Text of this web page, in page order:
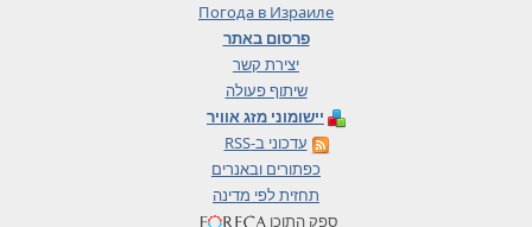
Погода в Израиле
פרסום באתר
יצירת קשר
שיתוף פעולה
יישומוני מזג אוויר
עדכוני ב-RSS
כפתורים ובאנרים
תחזית לפי מדינה
ספק התוכן